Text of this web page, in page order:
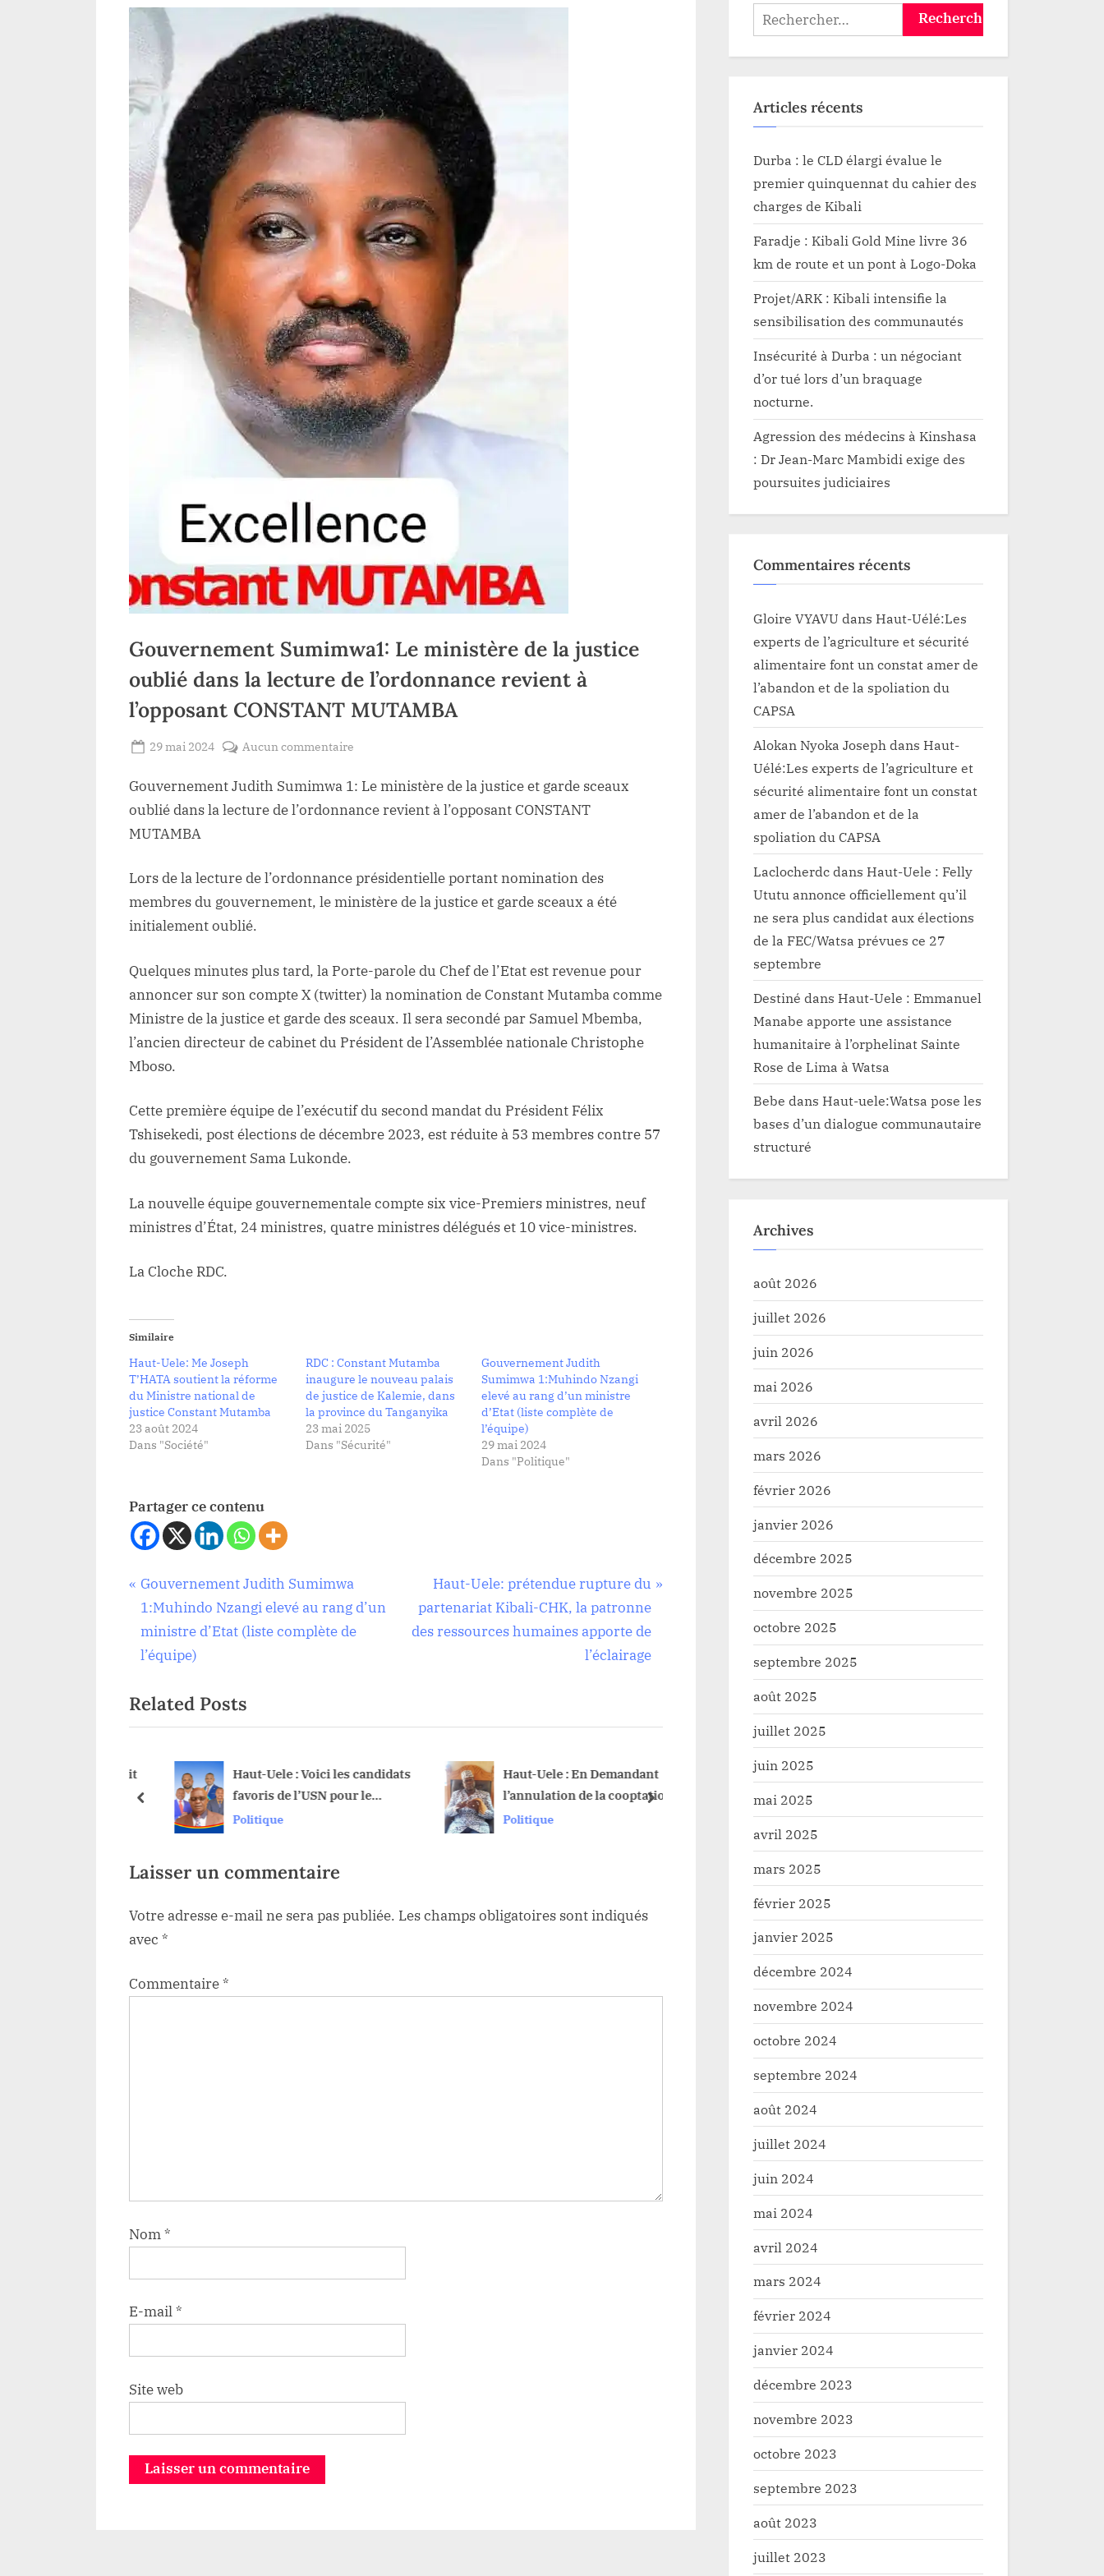
Gouvernement Sumimwa1: Le ministère de la justice
oublié dans la lecture de l’ordonnance revient à
l’opposant CONSTANT MUTAMBA
Posted
29 mai 2024
Lacloche
Aucun commentaire
Sumimwa1:
Le
justice
oublié
lecture
de
l’ordonnance
revient
MUTAMBA
Gouvernement Judith Sumimwa 1: Le ministère de la justice et garde sceaux
oublié dans la lecture de l’ordonnance revient à l’opposant CONSTANT
MUTAMBA
Lors de la lecture de l’ordonnance présidentielle portant nomination des
membres du gouvernement, le ministère de la justice et garde sceaux a été
initialement oublié.
Quelques minutes plus tard, la Porte-parole du Chef de l’Etat est revenue pour
annoncer sur son compte X (twitter) la nomination de Constant Mutamba comme
Ministre de la justice et garde des sceaux. Il sera secondé par Samuel Mbemba,
l’ancien directeur de cabinet du Président de l’Assemblée nationale Christophe
Mboso.
Cette première équipe de l’exécutif du second mandat du Président Félix
Tshisekedi, post élections de décembre 2023, est réduite à 53 membres contre 57
du gouvernement Sama Lukonde.
La nouvelle équipe gouvernementale compte six vice-Premiers ministres, neuf
ministres d’État, 24 ministres, quatre ministres délégués et 10 vice-ministres.
La Cloche RDC.
Similaire
Haut-Uele: Me Joseph
T’HATA soutient la réforme
du Ministre national de
justice Constant Mutamba
23 août 2024
Dans "Société"
RDC : Constant Mutamba
inaugure le nouveau palais
de justice de Kalemie, dans
la province du Tanganyika
23 mai 2025
Dans "Sécurité"
Gouvernement Judith
Sumimwa 1:Muhindo Nzangi
elevé au rang d’un ministre
d’Etat (liste complète de
l’équipe)
29 mai 2024
Dans "Politique"
Partager ce contenu
Politique
Navigation
de
l’article
P
r
e
v
o
u
o
:
Gouvernement Judith Sumimwa
1:Muhindo Nzangi elevé au rang d’un
ministre d’Etat (liste complète de
l’équipe)
N
e
x
s
Haut-Uele: prétendue rupture du
partenariat Kibali-CHK, la patronne
des ressources humaines apporte de
l’éclairage
Related Posts
Haut-Uele : Voici les candidats
favoris de l’USN pour le
Bureau définitif de l’Assemblée
Provinciale
Politique
Haut-Uele : En Demandant
l’annulation de la cooptation
des chefs coutumiers,
Christophe Nangaa tente de
Politique
Gouvernorat-Haut-Uele: Chef
CONSTANT Lungangbe, une
candidature méritée, pour
redonner à la province sa vraie
Politique
prev next
Laisser un commentaire
Votre adresse e-mail ne sera pas publiée. Les champs obligatoires sont indiqués
avec *
Commentaire*
Nom*
E-mail*
Site web
Rechercher :
Articles récents
Durba : le CLD élargi évalue le
premier quinquennat du cahier des
charges de Kibali
Faradje : Kibali Gold Mine livre 36
km de route et un pont à Logo-Doka
Projet/ARK : Kibali intensifie la
sensibilisation des communautés
Insécurité à Durba : un négociant
d’or tué lors d’un braquage
nocturne.
Agression des médecins à Kinshasa
: Dr Jean-Marc Mambidi exige des
poursuites judiciaires
Commentaires récents
Gloire VYAVU dans Haut-Uélé:Les
experts de l’agriculture et sécurité
alimentaire font un constat amer de
l’abandon et de la spoliation du
CAPSA
Alokan Nyoka Joseph dans Haut-
Uélé:Les experts de l’agriculture et
sécurité alimentaire font un constat
amer de l’abandon et de la
spoliation du CAPSA
Laclocherdcdans Haut-Uele : Felly
Ututu annonce officiellement qu’il
ne sera plus candidat aux élections
de la FEC/Watsa prévues ce 27
septembre
Destiné dans Haut-Uele : Emmanuel
Manabe apporte une assistance
humanitaire à l’orphelinat Sainte
Rose de Lima à Watsa
Bebe dans Haut-uele:Watsa pose les
bases d’un dialogue communautaire
structuré
Archives
août 2026
juillet 2026
juin 2026
mai 2026
avril 2026
mars 2026
février 2026
janvier 2026
décembre 2025
novembre 2025
octobre 2025
septembre 2025
août 2025
juillet 2025
juin 2025
mai 2025
avril 2025
mars 2025
février 2025
janvier 2025
décembre 2024
novembre 2024
octobre 2024
septembre 2024
août 2024
juillet 2024
juin 2024
mai 2024
avril 2024
mars 2024
février 2024
janvier 2024
décembre 2023
novembre 2023
octobre 2023
septembre 2023
août 2023
juillet 2023